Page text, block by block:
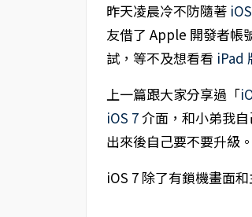
昨天凌晨冷不防隨著
友借了 Apple 開發者帳
試，等不及想看看 iPad
上一篇跟大家分享過「
iOS 7介面，和小弟我自
出來後自己要不要升級。
iOS 7 除了有鎖機畫面